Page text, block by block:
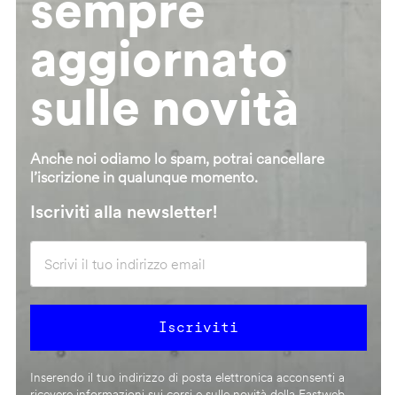
aggiornato
sulle novità
Anche noi odiamo lo spam, potrai cancellare
l’iscrizione in qualunque momento.
Iscriviti alla newsletter!
Inserendo il tuo indirizzo di posta elettronica acconsenti a